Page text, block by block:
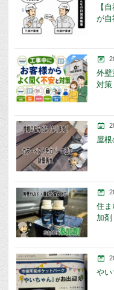
【
が自
外壁
対策
屋
住ま
加剤
や